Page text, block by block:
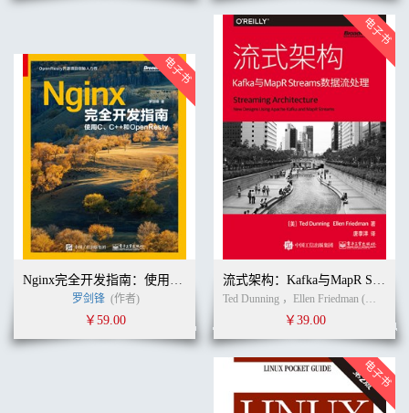
Nginx完全开发指南：使用C、C++和OpenResty
罗剑锋 (作者)
￥59.00
流式架构：Kafka与MapR Streams数据流处理
Ted Dunning ，Ellen Friedman (作者) 唐李洋 (译者)
￥39.00